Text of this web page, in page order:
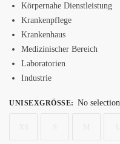
Körpernahe Dienstleistung
Krankenpflege
Krankenhaus
Medizinischer Bereich
Laboratorien
Industrie
UNISEXGRÖSSE : No selection